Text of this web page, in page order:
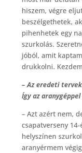
hiszem, végre
beszélgethetek,
pihenhetek egy
szurkolás.
jóból, amit
drukkolni.
– Az eredeti
Így az
– Azt azért nem,
csapatverseny
helyszínen
aranyérmem